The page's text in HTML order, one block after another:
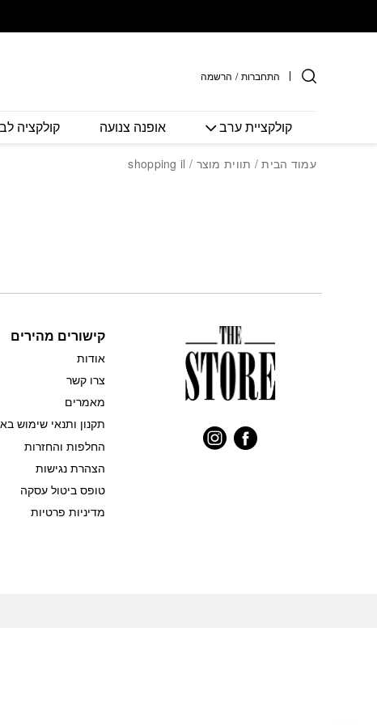
התחברות / הרשמה
קולקציית ערב אופנה צנועה קולקציה
עמוד הבית/ תווית מוצר / shopping il
קישורים מהירים
אודות
צרו קשר
מאמרים
תקנון ותנאי שימוש
החלפות והחזרות
הצהרת נגישות
טופס ביטול עסקה
מדיניות פרטיות